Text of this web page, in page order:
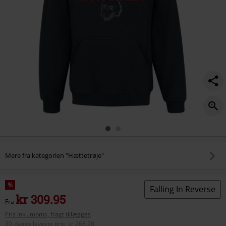
Mere fra kategorien "Hættetrøje"
%
Fra kr 309.95
Pris inkl. moms, fragt tillægges
30-dages laveste pris
kr 268.28
Falling In Reverse